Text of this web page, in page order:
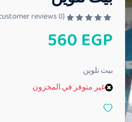
م
ا
ي
م
ن
(
0
560 EGP
بيت تلوين
غير متوفر في المخزون